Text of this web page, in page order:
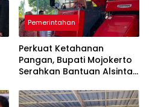
Pemerintahan
Perkuat Ketahanan
Pangan, Bupati Mojokerto
Serahkan Bantuan Alsintan